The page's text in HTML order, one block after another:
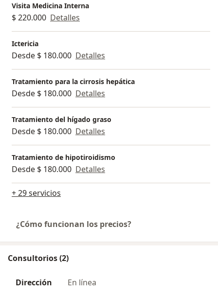
Visita Medicina Interna
$ 220.000 Detalles
Ictericia
Desde $ 180.000 Detalles
Tratamiento para la cirrosis hepática
Desde $ 180.000 Detalles
Tratamiento del hígado graso
Desde $ 180.000 Detalles
Tratamiento de hipotiroidismo
Desde $ 180.000 Detalles
+ 29 servicios
¿Cómo funcionan los precios?
Consultorios (2)
Dirección En línea